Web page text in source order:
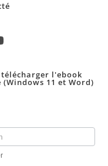
l'ebook
11 et Word)